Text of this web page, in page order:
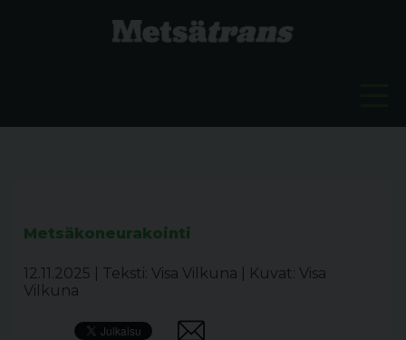
Metsäkoneurakointi
12.11.2025 Teksti: Visa Vilkuna
Kuvat: Visa
Vilkuna